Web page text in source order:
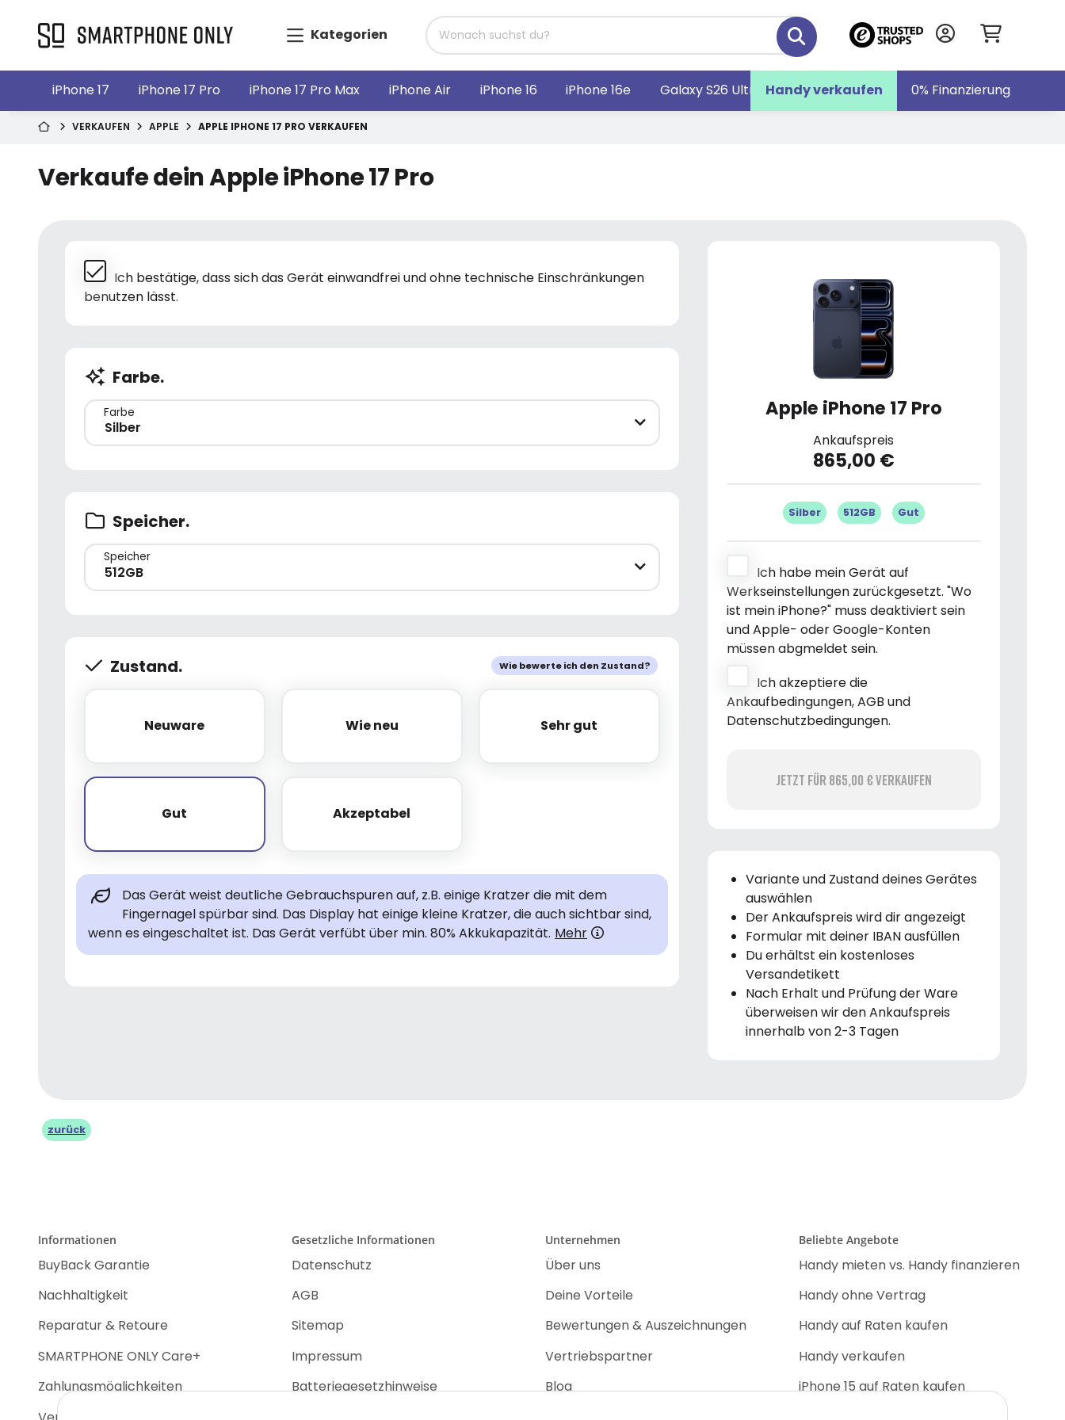
Kategorien
Handy verkaufen 0% Finanzierung
iPhone 17 iPhone 17 Pro iPhone 17 Pro Max iPhone Air iPhone 16 iPhone 16e Galaxy S26 Ultra Galaxy S26 Galaxy Z Fold7
VERKAUFEN APPLE APPLE IPHONE 17 PRO VERKAUFEN
Verkaufe dein Apple iPhone 17 Pro
Ich bestätige, dass sich das Gerät einwandfrei und ohne technische Einschränkungen
benutzen lässt.
Farbe.
Farbe
Silber
Speicher.
Speicher
512GB
Wie bewerte ich den Zustand?
Zustand.
Neuware
Neuware Wie neu
Wie neu Sehr gut
Sehr gut
Gut
Gut Akzeptabel
Akzeptabel
Das Gerät weist deutliche Gebrauchspuren auf, z.B. einige Kratzer die mit dem
Fingernagel spürbar sind. Das Display hat einige kleine Kratzer, die auch sichtbar sind,
wenn es eingeschaltet ist. Das Gerät verfübt über min. 80% Akkukapazität. Mehr
Apple iPhone 17 Pro
Ankaufspreis
865,00 €
Silber 512GB Gut
Ich habe mein Gerät auf
Werkseinstellungen zurückgesetzt. "Wo
ist mein iPhone?" muss deaktiviert sein
und Apple- oder Google-Konten
müssen abgmeldet sein.
Ich akzeptiere die
Ankaufbedingungen, AGB und
Datenschutzbedingungen.
Jetzt für 865,00 € verkaufen
Variante und Zustand deines Gerätes
auswählen
Der Ankaufspreis wird dir angezeigt
Formular mit deiner IBAN ausfüllen
Du erhältst ein kostenloses
Versandetikett
Nach Erhalt und Prüfung der Ware
überweisen wir den Ankaufspreis
innerhalb von 2-3 Tagen
zurück
Informationen
BuyBack Garantie
Nachhaltigkeit
Reparatur & Retoure
SMARTPHONE ONLY Care+
Zahlungsmöglichkeiten
Gesetzliche Informationen
Datenschutz
AGB
Sitemap
Impressum
Batteriegesetzhinweise
Unternehmen
Über uns
Deine Vorteile
Bewertungen & Auszeichnungen
Vertriebspartner
Blog
Beliebte Angebote
Handy mieten vs. Handy finanzieren
Handy ohne Vertrag
Handy auf Raten kaufen
Handy verkaufen
iPhone 15 auf Raten kaufen